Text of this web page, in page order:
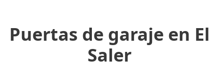
Puertas de garaje en El
Saler